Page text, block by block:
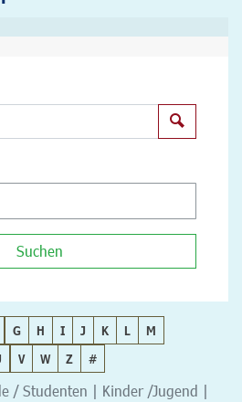
Suchen
G H I J K L
M
V W Z #
/ Studenten | Kinder /Jugend |